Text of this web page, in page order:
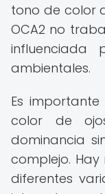
tono de color
OCA2 no
influenciada
ambientales.
Es
color de
dominancia
complejo.
diferentes